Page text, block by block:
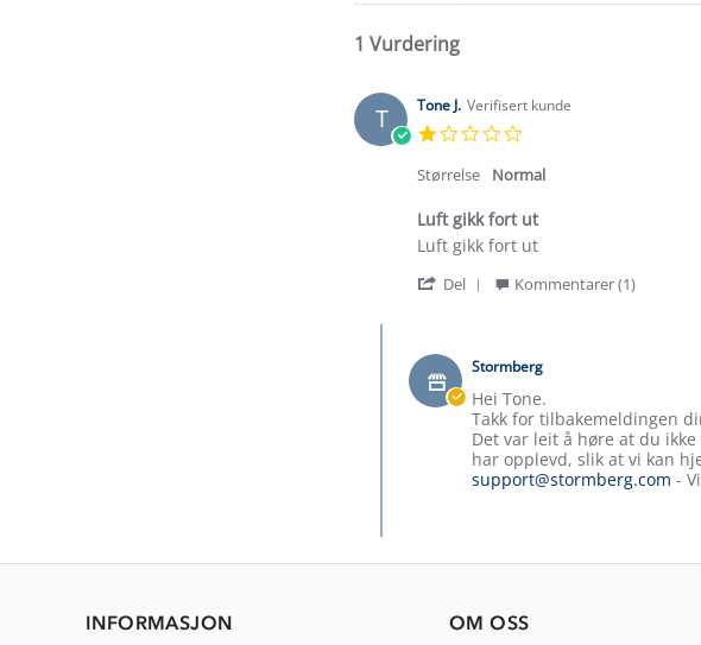
1 Vurdering
T Tone J. Verifisert kunde
rating
Størrelse Normal
Luft gikk fort ut
Review
Tone
Jul
2026
review
Luft
Luft gikk fort ut
Del
Tone
on
29
Jul
2026
Kommentarer (1)
Butikkeier
Review
Jul
Stormberg
Hei Tone.
Takk for tilbakemeldingen
Det var leit å høre at du
har opplevd, slik at vi kan
support@stormberg.com -
INFORMASJON OM OSS